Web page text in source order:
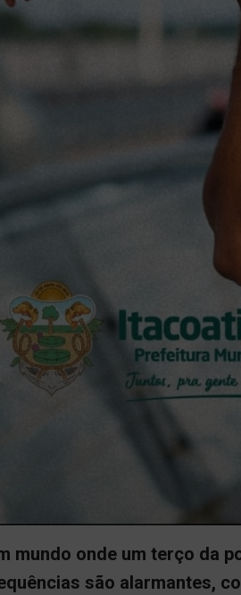
mundo onde um terço da
são alarmantes,